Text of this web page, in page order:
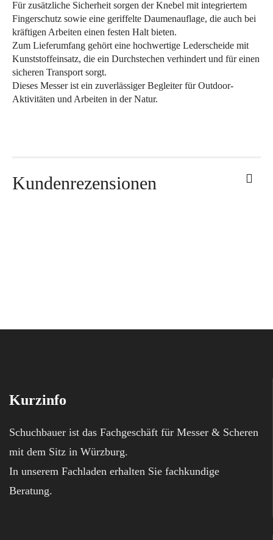
Für zusätzliche Sicherheit sorgen der Knebel mit integriertem
Fingerschutz sowie eine geriffelte Daumenauflage, die auch bei
kräftigen Arbeiten einen festen Halt bieten.
Zum Lieferumfang gehört eine hochwertige Lederscheide mit
Kunststoffeinsatz, die ein Durchstechen verhindert und für einen
sicheren Transport sorgt.
Dieses Messer ist ein zuverlässiger Begleiter für Outdoor-
Aktivitäten und Arbeiten in der Natur.
Kundenrezensionen
Kurzinfo
Schuchbauer ist das Fachgeschäft für Messer & Scheren
mit dem Sitz in Würzburg.
In unserem Fachladen erhalten Sie fachkundige
Beratung.